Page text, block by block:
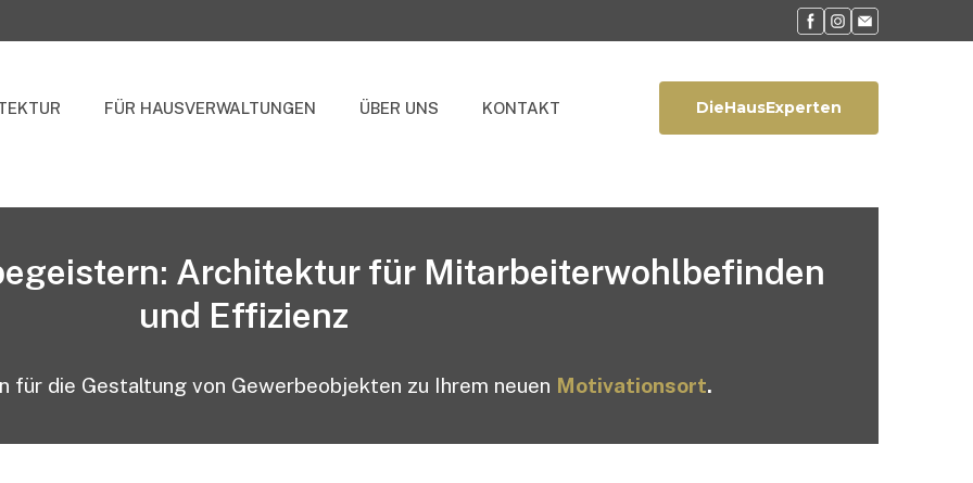
FÜR HAUSVERWALTUNGEN ÜBER UNS KONTAKT DieHausExperten
Architektur für Mitarbeiterwohlbefinden
und Effizienz
für die Gestaltung von Gewerbeobjekten zu Ihrem neuen Motivationsort.